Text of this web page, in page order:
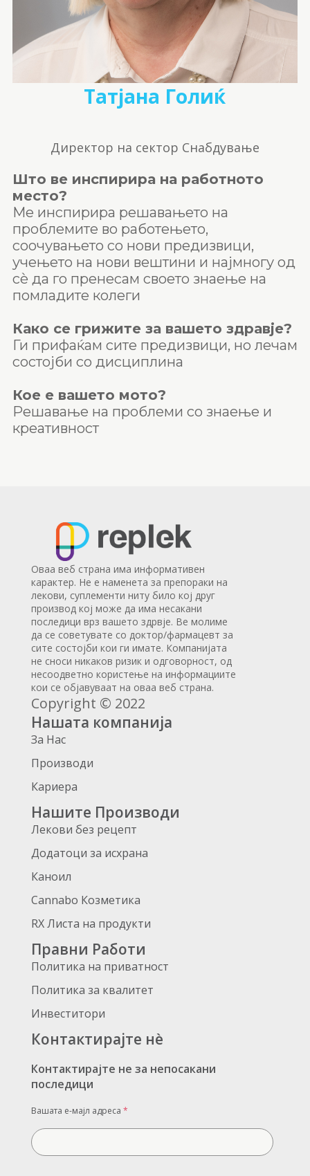
Татјана Голиќ
Директор на сектор Снабдување
Што ве инспирира на работното
место?
Ме инспирира решавањето на
проблемите во работењето,
соочувањето со нови предизвици,
учењето на нови вештини и најмногу од
сѐ да го пренесам своето знаење на
помладите колеги
Како се грижите за вашето здравје?
Ги прифаќам сите предизвици, но лечам
состојби со дисциплина
Кое е вашето мото?
Решавање на проблеми со знаење и
креативност
Оваа веб страна има информативен
карактер. Не е наменета за препораки на
лекови, суплементи ниту било кој друг
производ кој може да има несакани
последици врз вашето здрвје. Ве молиме
да се советувате со доктор/фармацевт за
сите состојби кои ги имате. Компанијата
не сноси никаков ризик и одговорност, од
несоодветно користење на информациите
кои се објавуваат на оваа веб страна.
Copyright © 2022
Нашата компанија
За Нас
Производи
Кариера
Нашите Производи
Лекови без рецепт
Додатоци за исхрана
Каноил
Cannabo Козметика
RX Листа на продукти
Правни Работи
Политика на приватност
Политика за квалитет
Инвеститори
Контактирајте нè
Контактирајте не за непосакани
последици
Вашата е-мајл адреса *